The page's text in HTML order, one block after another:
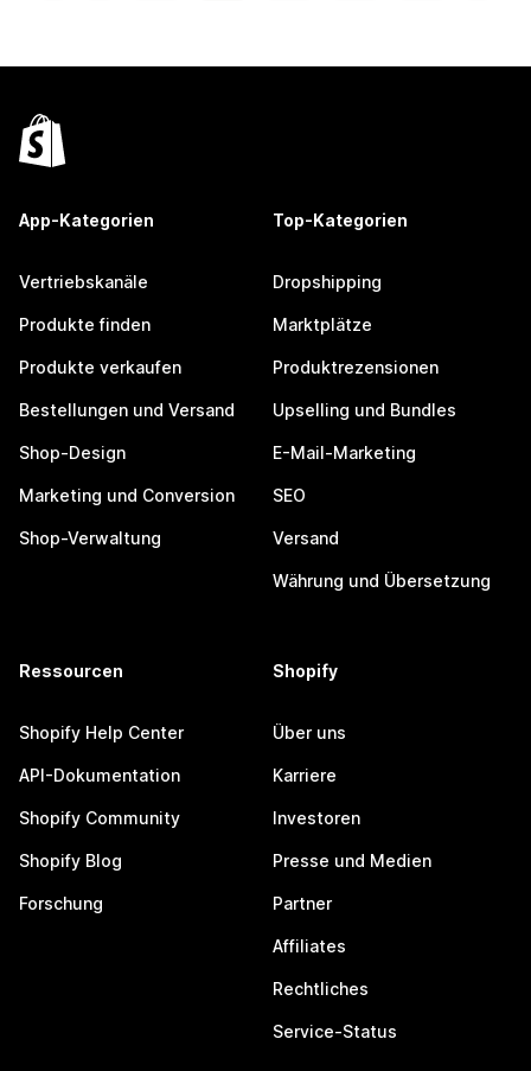
App-Kategorien
Vertriebskanäle
Produkte finden
Produkte verkaufen
Bestellungen und Versand
Shop-Design
Marketing und Conversion
Shop-Verwaltung
Top-Kategorien
Dropshipping
Marktplätze
Produktrezensionen
Upselling und Bundles
E-Mail-Marketing
SEO
Versand
Währung und Übersetzung
Ressourcen
Shopify Help Center
API-Dokumentation
Shopify Community
Shopify Blog
Forschung
Shopify
Über uns
Karriere
Investoren
Presse und Medien
Partner
Affiliates
Rechtliches
Service-Status